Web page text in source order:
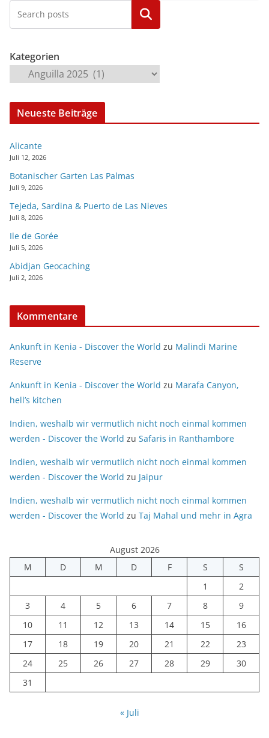
Kategorien
Kategorien
Neueste Beiträge
Alicante
Juli 12, 2026
Botanischer Garten Las Palmas
Juli 9, 2026
Tejeda, Sardina & Puerto de Las Nieves
Juli 8, 2026
Ile de Gorée
Juli 5, 2026
Abidjan Geocaching
Juli 2, 2026
Kommentare
Ankunft in Kenia - Discover the World zu Malindi Marine
Reserve
Ankunft in Kenia - Discover the World zu Marafa Canyon,
hell’s kitchen
Indien, weshalb wir vermutlich nicht noch einmal kommen
werden - Discover the World zu Safaris in Ranthambore
Indien, weshalb wir vermutlich nicht noch einmal kommen
werden - Discover the World zu Jaipur
Indien, weshalb wir vermutlich nicht noch einmal kommen
werden - Discover the World zu Taj Mahal und mehr in Agra
August 2026
M
D M D F S
S
1
2
3
4 5 6 7 8
9
10
11 12 13 14 15
16
17
18 19 20 21 22
23
24
25 26 27 28 29
30
31
« Juli